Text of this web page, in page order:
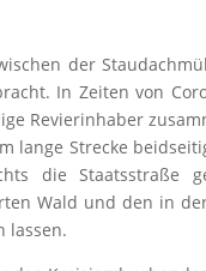
der
In Zeiten von
Revierinhaber
lange Strecke
die Staatsstraße
Wald und den in
lassen.